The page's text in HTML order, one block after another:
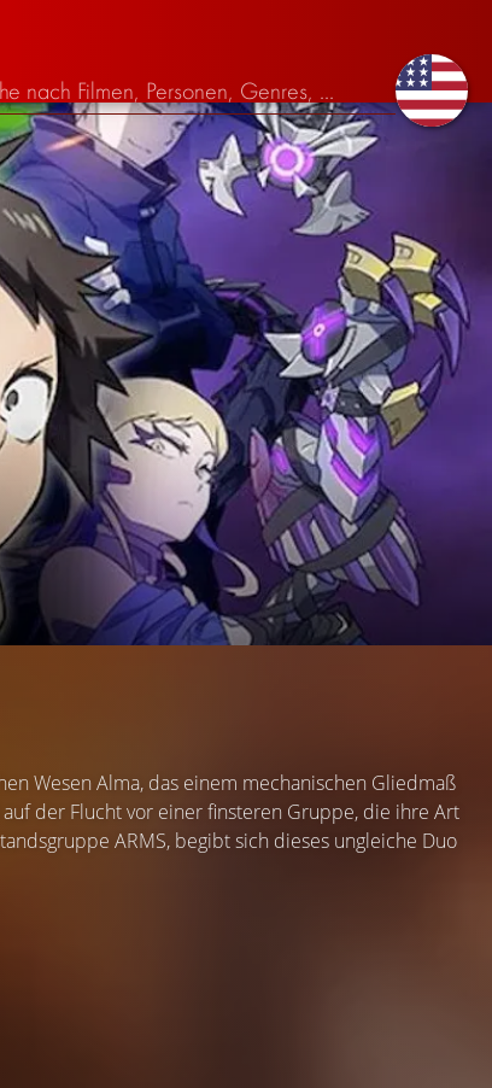
Wesen Alma, das einem mechanischen Gliedmaß
der Flucht vor einer finsteren Gruppe, die ihre Art
ARMS, begibt sich dieses ungleiche Duo